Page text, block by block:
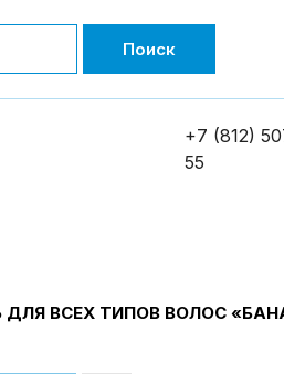
Поиск
+7 (812)
55
ВСЕХ ТИПОВ ВОЛОС